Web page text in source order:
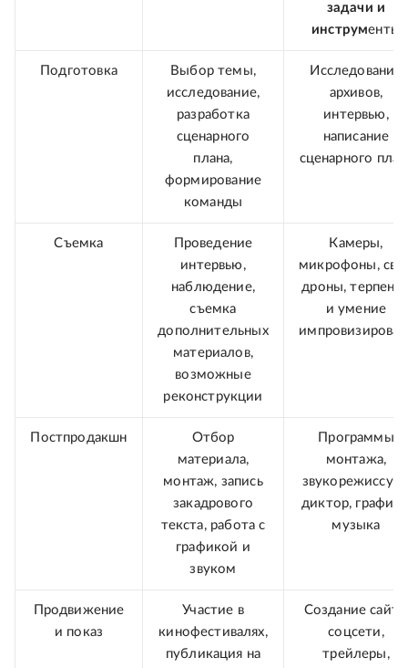
задачи и
инструменты
Подготовка
Выбор темы,
исследование,
разработка
сценарного
плана,
формирование
команды
Исследование
архивов,
интервью,
написание
сценарного
Съемка
Проведение
интервью,
наблюдение,
съемка
дополнительных
материалов,
возможные
реконструкции
Камеры,
микрофоны,
дроны,
и умение
Постпродакшн
Отбор
материала,
монтаж, запись
закадрового
текста, работа с
графикой и
звуком
Программы
монтажа,
диктор,
музыка
Продвижение
и показ
Участие в
кинофестивалях,
публикация на
Создание сайта,
соцсети,
трейлеры,